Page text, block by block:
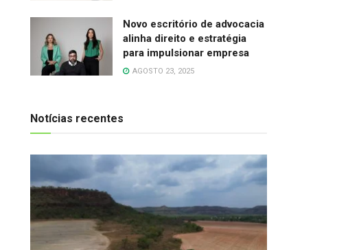
Novo escritório de advocacia
alinha direito e estratégia
para impulsionar empresa
AGOSTO 23, 2025
Notícias recentes